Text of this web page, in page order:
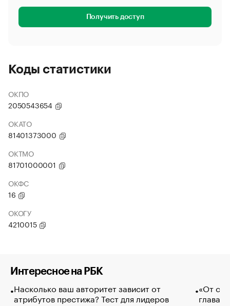
Получить доступ
Коды статистики
ОКПО
2050543654
ОКАТО
81401373000
ОКТМО
81701000001
ОКФС
16
ОКОГУ
4210015
Интересное на РБК
Насколько ваш авторитет зависит от
атрибутов престижа? Тест для лидеров
«От
глава